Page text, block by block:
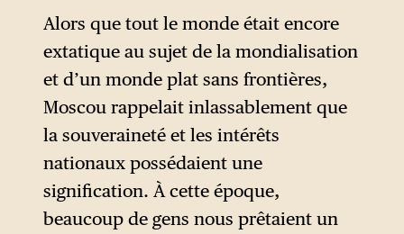
Alors que tout le monde était encore
extatique au sujet de la mondialisation
et d’un monde plat sans frontières,
Moscou rappelait inlassablement que
la souveraineté et les intérêts
nationaux possédaient une
signification. À cette époque,
beaucoup de gens nous prêtaient un